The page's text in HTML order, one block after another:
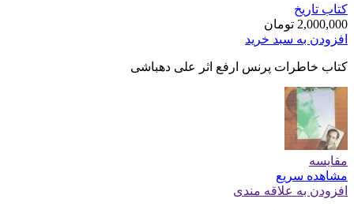
کتاب تاریخ
2,000,000 تومان
افزودن به سبد خرید
کتاب خاطرات پرنس ارفع اثر علی دهباشی
مقایسه
مشاهده سریع
افزودن به علاقه مندی